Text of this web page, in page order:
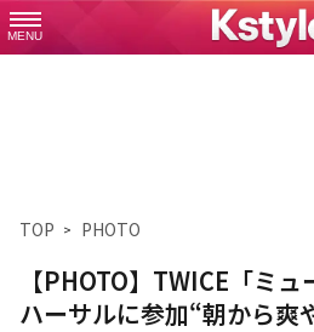
MENU
TOP PHOTO
【PHOTO】TWICE「ミ
ハーサルに参加“朝から爽